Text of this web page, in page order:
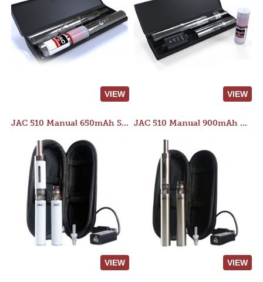
VIEW VIEW
JAC 510 Manual 650mAh Starter Kit
VIEW
JAC 510 Manual 900mAh Starter Kit
VIEW